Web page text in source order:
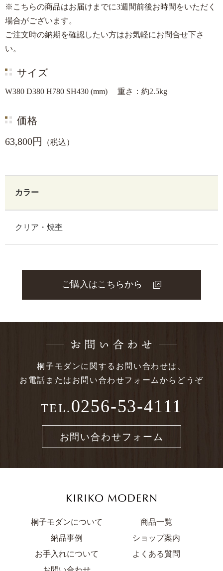
※こちらの商品はお届けまでに3週間前後お時間をいただく
場合がございます。
ご注文時の納期を確認したい方はお気軽にお問合せ下さ
い。
サイズ
W380 D380 H780 SH430 (mm) 重さ：約2.5kg
価格
63,800円
（税込）
カラー
クリア・焼杢
ご購入はこちらから
桐子モダンに関する お問い合わせは、
お電話または お問い合わせフォームからどうぞ
TEL.0256-53-4111
お問い合わせフォーム
桐子モダンについて
商品一覧
納品事例
ショップ案内
お手入れについて
よくある質問